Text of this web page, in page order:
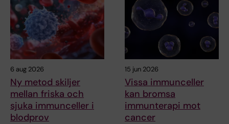
6 aug 2026
Ny metod skiljer
mellan friska och
sjuka immunceller i
blodprov
15 jun 2026
Vissa immunceller
kan bromsa
immunterapi mot
cancer